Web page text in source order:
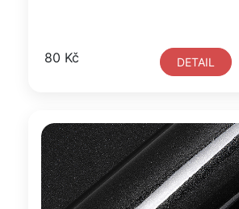
80 Kč DETAIL